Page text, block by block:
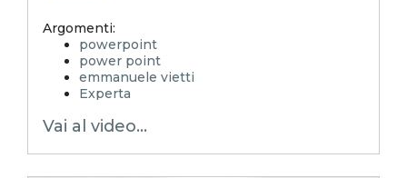
Argomenti:
powerpoint
power point
emmanuele vietti
Experta
pptx
modelli di presentazione
Vai al video...